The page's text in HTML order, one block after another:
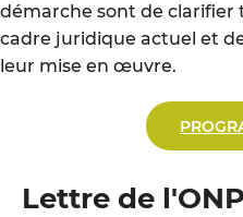
démarche sont de clarifier
cadre juridique actuel et
leur mise en œuvre.
Lettre de